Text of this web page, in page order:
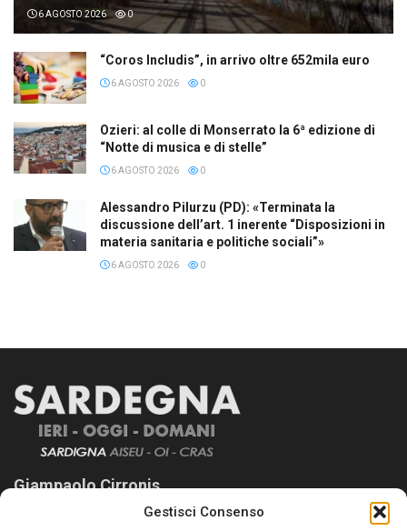
Gestisci Consenso
6 AGOSTO 2026 0
“Coros Includis”, in arrivo oltre 652mila euro
6 AGOSTO 2026 0
Ozieri: al colle di Monserrato la 6ª edizione di
“Notte di musica e di stelle”
6 AGOSTO 2026 0
Alessandro Pilurzu (PD): «Terminata la
discussione dell’art. 1 inerente “Disposizioni in
materia sanitaria e politiche sociali”»
6 AGOSTO 2026 0
Giampaolo Cirronis
Sardegna Ieri-Oggi-Domani nasce per informare “liberamente” i